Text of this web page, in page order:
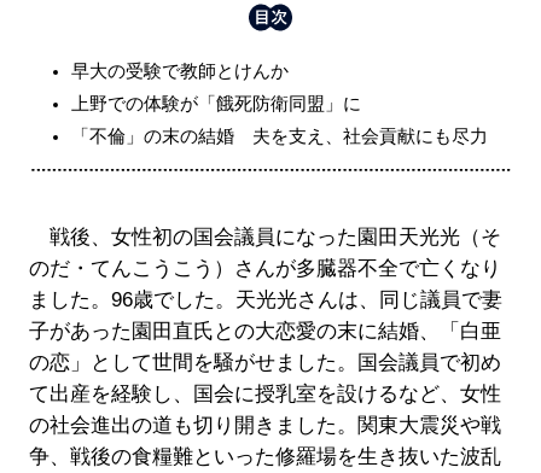
早大の受験で教師とけんか
上野での体験が「餓死防衛同盟」に
「不倫」の末の結婚 夫を支え、社会貢献にも尽力
戦後、女性初の国会議員になった園田天光光（そ
のだ・てんこうこう）さんが多臓器不全で亡くなり
ました。96歳でした。天光光さんは、同じ議員で妻
子があった園田直氏との大恋愛の末に結婚、「白亜
の恋」として世間を騒がせました。国会議員で初め
て出産を経験し、国会に授乳室を設けるなど、女性
の社会進出の道も切り開きました。関東大震災や戦
争、戦後の食糧難といった修羅場を生き抜いた波乱